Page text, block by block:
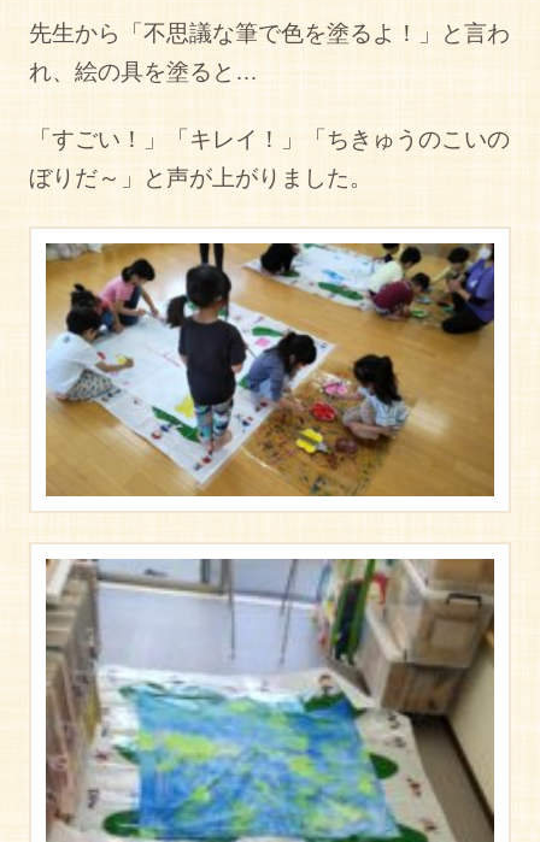
先生から「不思議な筆で色を塗るよ！」と言わ
れ、絵の具を塗ると…
「すごい！」「キレイ！」「ちきゅうのこいの
ぼりだ～」と声が上がりました。